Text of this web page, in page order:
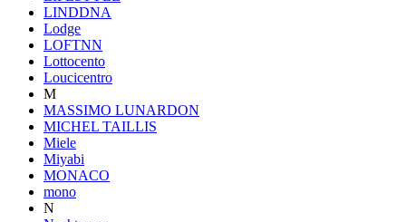
LINDDNA
Lodge
LOFTNN
Lottocento
Loucicentro
M
MASSIMO LUNARDON
MICHEL TAILLIS
Miele
Miyabi
MONACO
mono
N